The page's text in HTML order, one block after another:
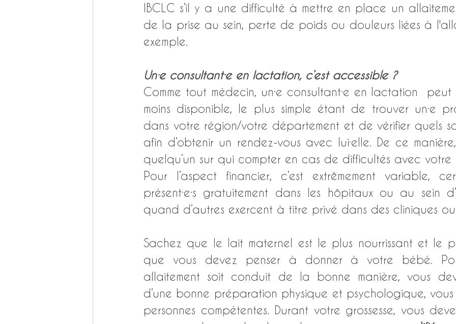
IBCLC s’il y a une difficulté à mettre en place un
de la prise au sein, perte de poids ou douleurs liées à
exemple.
Un·e consultant·e en lactation, c’est accessible ?
Comme tout médecin, un·e consultant·e en lactation
moins disponible, le plus simple étant de trouver un·e
dans votre région/votre département et de vérifier quels
afin d’obtenir un rendez-vous avec lui·elle. De ce
quelqu’un sur qui compter en cas de difficultés avec votre
Pour l’aspect financier, c’est extrêmement variable,
présent·e·s gratuitement dans les hôpitaux ou au sein
Sachez que le lait maternel est le plus nourrissant et le
que vous devez penser à donner à votre bébé.
allaitement soit conduit de la bonne manière, vous
d’une bonne préparation physique et psychologique,
personnes compétentes. Durant votre grossesse, vous